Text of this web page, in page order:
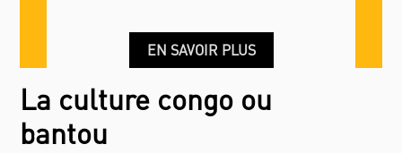
EN SAVOIR PLUS
La culture congo ou
bantou